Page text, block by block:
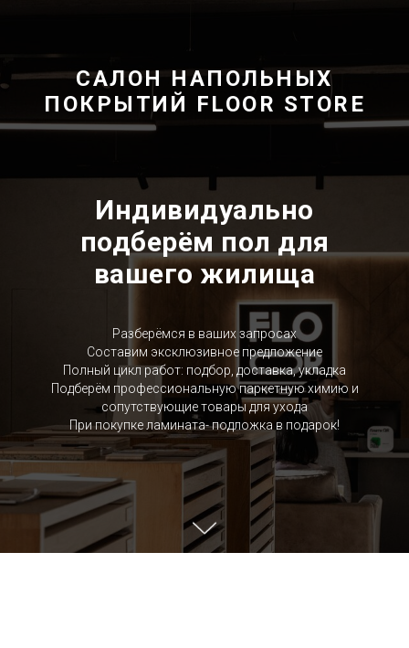
САЛОН НАПОЛЬНЫХ
ПОКРЫТИЙ FLOOR STORE
Индивидуально
подберём пол для
вашего жилища
Разберёмся в ваших запросах
Составим эксклюзивное предложение
Полный цикл работ: подбор, доставка, укладка
Подберём профессиональную паркетную химию и
сопутствующие товары для ухода
При покупке ламината- подложка в подарок!